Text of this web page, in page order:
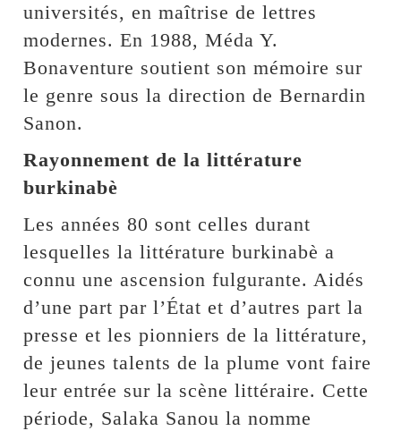
universités, en maîtrise de lettres
modernes. En 1988, Méda Y.
Bonaventure soutient son mémoire sur
le genre sous la direction de Bernardin
Sanon.
Rayonnement de la littérature
burkinabè
Les années 80 sont celles durant
lesquelles la littérature burkinabè a
connu une ascension fulgurante. Aidés
d’une part par l’État et d’autres part la
presse et les pionniers de la littérature,
de jeunes talents de la plume vont faire
leur entrée sur la scène littéraire. Cette
période, Salaka Sanou la nomme